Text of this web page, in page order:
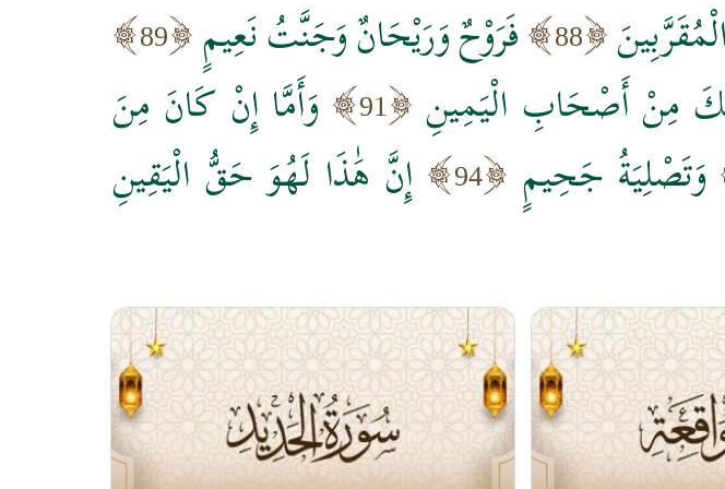
88 فَرَوْحٌ وَرَيْحَانٌ وَجَنَّتُ نَعِيمٍ 89
مِنْ أَصْحَابِ الْيَمِينِ 91
وَأَمَّا إِنْ كَانَ مِنَ
وَتَصْلِيَةُ جَحِيمٍ 94 إِنَّ هَٰذَا لَهُوَ حَقُّ الْيَقِينِ